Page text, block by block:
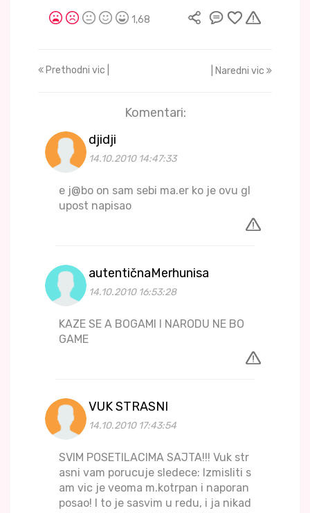
1,68
Prethodni vic | | Naredni vic
Komentari:
djidji
14.10.2010 14:47:33
e j@bo on sam sebi ma.er ko je ovu gl
upost napisao
autentičnaMerhunisa
14.10.2010 16:53:28
KAZE SE A BOGAMI I NARODU NE BO
GAME
VUK STRASNI
14.10.2010 17:43:54
SVIM POSETILACIMA SAJTA!!! Vuk str
asni vam porucuje sledece: Izmisliti s
am vic je veoma m.kotrpan i naporan
posao! I to je sasvim u redu, i ja nikad